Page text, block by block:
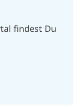
findest Du